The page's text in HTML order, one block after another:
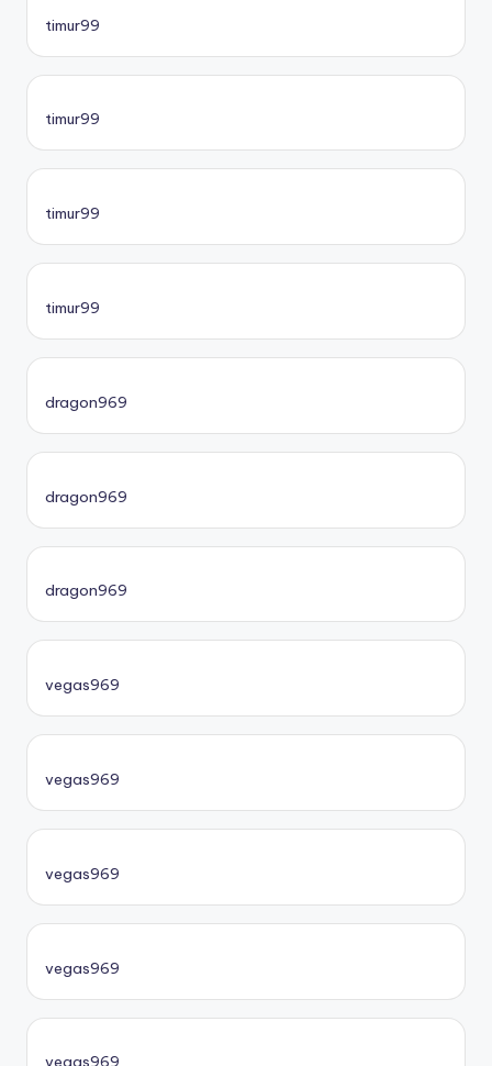
timur99
timur99
timur99
timur99
dragon969
dragon969
dragon969
vegas969
vegas969
vegas969
vegas969